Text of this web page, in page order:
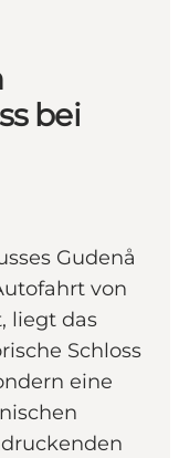
bei
Gudenå
von
liegt das
Schloss
eine